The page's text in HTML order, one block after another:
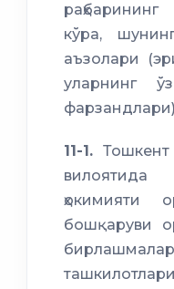
кўра,
аъзолари
уларнинг
11-1.
вилоятида
ҳокимияти
бошқаруви